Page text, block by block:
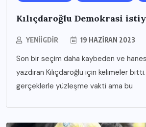
Kılıçdaroğlu Demokrasi
YENIIGDIR 19 HAZIRAN 2023
Son bir seçim daha kaybeden ve
yazdıran Kılıçdaroğlu için kelimeler
gerçeklerle yüzleşme vakti ama bu